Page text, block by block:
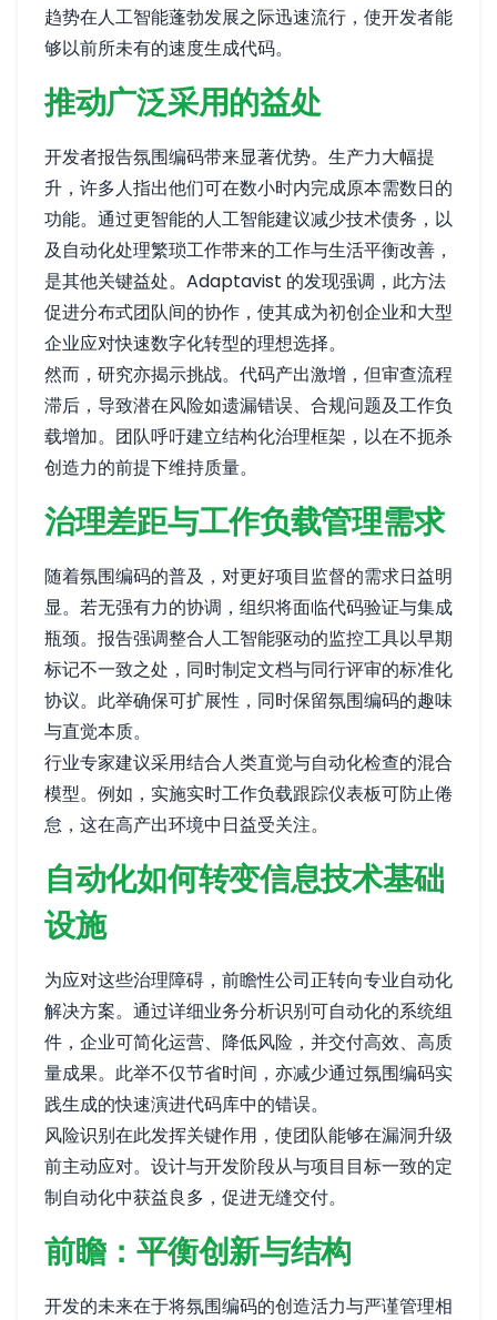
趋势在人工智能蓬勃发展之际迅速流行，使开发者能
够以前所未有的速度生成代码。
推动广泛采用的益处
开发者报告氛围编码带来显著优势。生产力大幅提
升，许多人指出他们可在数小时内完成原本需数日的
功能。通过更智能的人工智能建议减少技术债务，以
及自动化处理繁琐工作带来的工作与生活平衡改善，
是其他关键益处。Adaptavist 的发现强调，此方法
促进分布式团队间的协作，使其成为初创企业和大型
企业应对快速数字化转型的理想选择。
然而，研究亦揭示挑战。代码产出激增，但审查流程
滞后，导致潜在风险如遗漏错误、合规问题及工作负
载增加。团队呼吁建立结构化治理框架，以在不扼杀
创造力的前提下维持质量。
治理差距与工作负载管理需求
随着氛围编码的普及，对更好项目监督的需求日益明
显。若无强有力的协调，组织将面临代码验证与集成
瓶颈。报告强调整合人工智能驱动的监控工具以早期
标记不一致之处，同时制定文档与同行评审的标准化
协议。此举确保可扩展性，同时保留氛围编码的趣味
与直觉本质。
行业专家建议采用结合人类直觉与自动化检查的混合
模型。例如，实施实时工作负载跟踪仪表板可防止倦
怠，这在高产出环境中日益受关注。
自动化如何转变信息技术基础
设施
为应对这些治理障碍，前瞻性公司正转向专业自动化
解决方案。通过详细业务分析识别可自动化的系统组
件，企业可简化运营、降低风险，并交付高效、高质
量成果。此举不仅节省时间，亦减少通过氛围编码实
践生成的快速演进代码库中的错误。
风险识别在此发挥关键作用，使团队能够在漏洞升级
前主动应对。设计与开发阶段从与项目目标一致的定
制自动化中获益良多，促进无缝交付。
前瞻：平衡创新与结构
开发的未来在于将氛围编码的创造活力与严谨管理相